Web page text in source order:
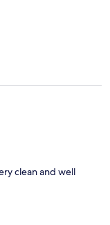
clean and well